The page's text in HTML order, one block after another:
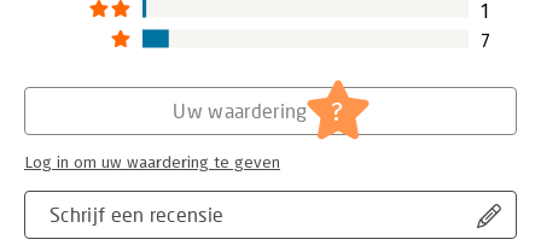
1
7
Schrijf een recensie
Uw waardering ?
Log in om uw waardering te geven